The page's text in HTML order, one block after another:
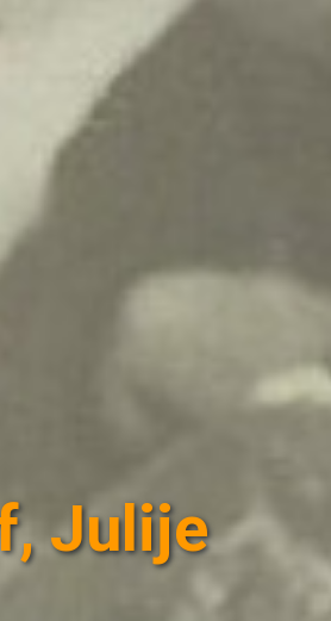
Julije